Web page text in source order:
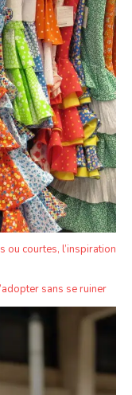
ou courtes, l’inspiration
sans se ruiner